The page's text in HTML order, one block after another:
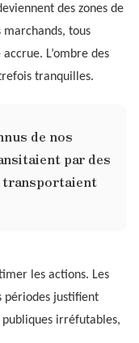
des zones de
tous
L’ombre des
tranquilles.
de nos
par des
transportaient
les actions. Les
périodes justifient
irréfutables,